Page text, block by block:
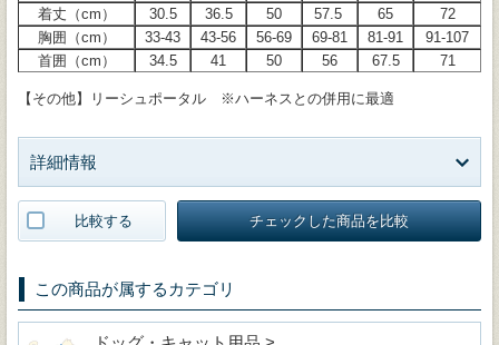
着丈（cm）
30.5 36.5 50 57.5 65
72
胸囲（cm）
33-43 43-56 56-69 69-81 81-91
91-107
首囲（cm）
34.5 41 50 56 67.5 71
【その他】リーシュポータル ※ハーネスとの併用に最適
詳細情報
比較する チェックした商品を比較
この商品が属するカテゴリ